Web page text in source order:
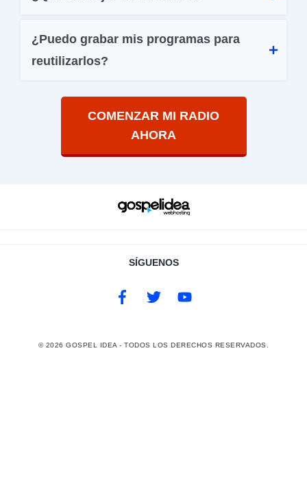
¿Puedo grabar mis programas para
reutilizarlos?
COMENZAR MI RADIO
AHORA
SÍGUENOS
© 2026 GOSPEL IDEA - TODOS LOS DERECHOS RESERVADOS.